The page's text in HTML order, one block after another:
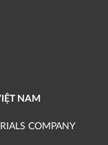
NAM
COMPANY